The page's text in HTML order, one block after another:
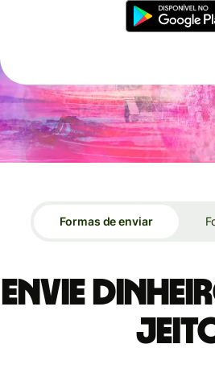
Formas de enviar
Envie